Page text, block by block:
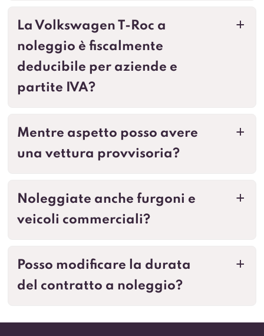
a
La Volkswagen T-Roc a
noleggio è fiscalmente
deducibile per aziende e
partite IVA?
a
Mentre aspetto posso avere
una vettura provvisoria?
a
Noleggiate anche furgoni e
veicoli commerciali?
a
Posso modificare la durata
del contratto a noleggio?